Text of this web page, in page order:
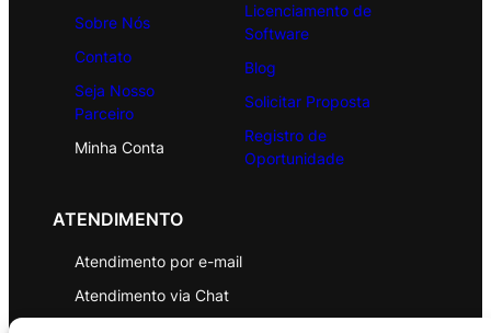
Sobre Nós
Contato
Seja Nosso
Parceiro
Minha Conta
Licenciamento de
Software
Blog
Solicitar Proposta
Registro de
Oportunidade
ATENDIMENTO
Atendimento por e-mail
Atendimento via Chat